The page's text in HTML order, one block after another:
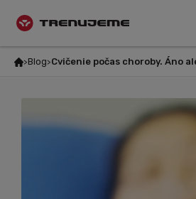
Blog Cvičenie počas choroby. Áno